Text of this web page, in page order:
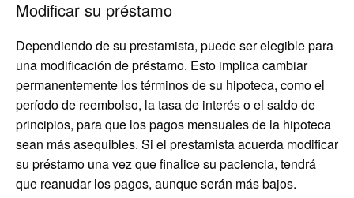
Modificar su préstamo
Dependiendo de su prestamista, puede ser elegible para
una modificación de préstamo. Esto implica cambiar
permanentemente los términos de su hipoteca, como el
período de reembolso, la tasa de interés o el saldo de
principios, para que los pagos mensuales de la hipoteca
sean más asequibles. Si el prestamista acuerda modificar
su préstamo una vez que finalice su paciencia, tendrá
que reanudar los pagos, aunque serán más bajos.